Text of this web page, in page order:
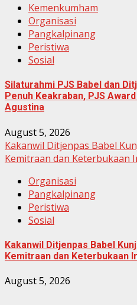
Kemenkumham
Organisasi
Pangkalpinang
Peristiwa
Sosial
Silaturahmi PJS Babel dan
Penuh Keakraban, PJS
Agustina
August 5, 2026
Kakanwil Ditjenpas Babel
Kemitraan dan Keterbukaan
Organisasi
Pangkalpinang
Peristiwa
Sosial
Kakanwil Ditjenpas Babel
Kemitraan dan Keterbukaan
August 5, 2026